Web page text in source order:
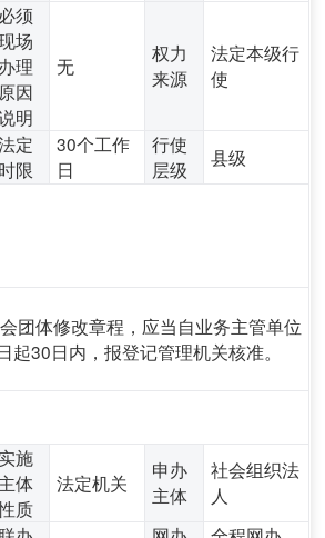
必须
场
办理
原因
明
无
权力
来源
法定本级行
使
定
时限
30个工作
日
行使
层级
县级
团体修改章程，应当自业务主管单位
起30日内，报登记管理机关核准。
实施
主体
质
法定机关
申办
主体
社会组织法
人